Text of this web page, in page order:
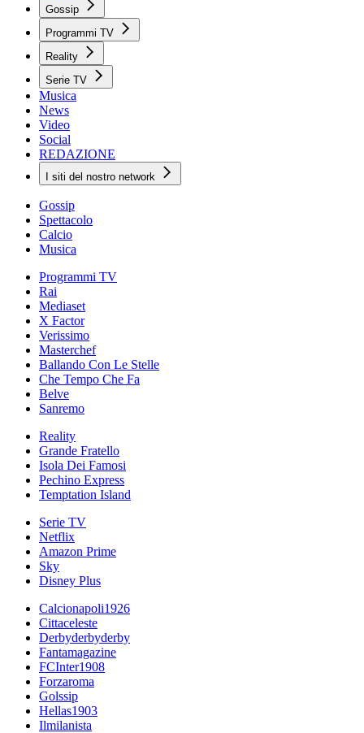
Gossip
Programmi TV
Reality
Serie TV
Musica
News
Video
Social
REDAZIONE
I siti del nostro network
Gossip
Spettacolo
Calcio
Musica
Programmi TV
Rai
Mediaset
X Factor
Verissimo
Masterchef
Ballando Con Le Stelle
Che Tempo Che Fa
Belve
Sanremo
Reality
Grande Fratello
Isola Dei Famosi
Pechino Express
Temptation Island
Serie TV
Netflix
Amazon Prime
Sky
Disney Plus
Calcionapoli1926
Cittaceleste
Derbyderbyderby
Fantamagazine
FCInter1908
Forzaroma
Golssip
Hellas1903
Ilmilanista